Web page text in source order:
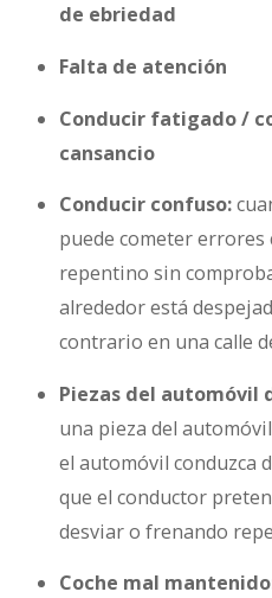
de ebriedad
Falta de atención
Conducir fatigado /
cansancio
Conducir confuso:
puede cometer
repentino sin
alrededor está
contrario en una calle
Piezas del automóvil
una pieza del
el automóvil conduzca
que el conductor
desviar o frenando
Coche mal